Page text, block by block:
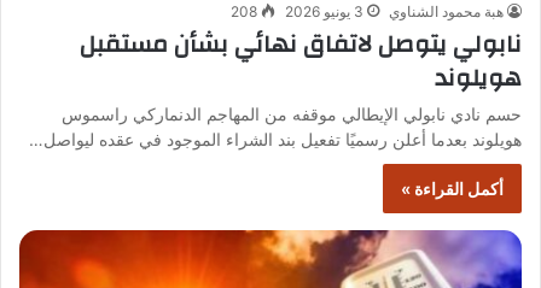
هبة محمود الشناوي 3 يونيو 2026 208
نابولي يتوصل لاتفاق نهائي بشأن مستقبل
هويلوند
حسم نادي نابولي الإيطالي موقفه من المهاجم الدنماركي راسموس
هويلوند بعدما أعلن رسميًا تفعيل بند الشراء الموجود في عقده ليواصل…
أكمل القراءة »